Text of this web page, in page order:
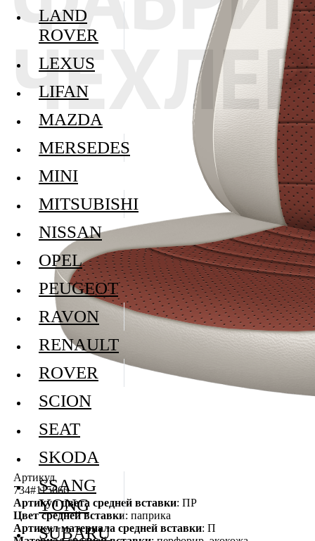
Артикул
734#115666
Артикул цвета средней вставки: ПР
Цвет средней вставки: паприка
Артикул материала средней вставки: П
LAND
ROVER
LEXUS
LIFAN
MAZDA
MERSEDES
MINI
MITSUBISHI
NISSAN
OPEL
PEUGEOT
RAVON
RENAULT
ROVER
SCION
SEAT
SKODA
SSANG
YONG
SUBARU